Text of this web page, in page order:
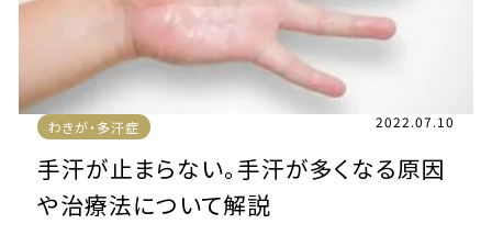
わきが・多汗症 2022.07.10
手汗が止まらない。手汗が多くなる原因
や治療法について解説